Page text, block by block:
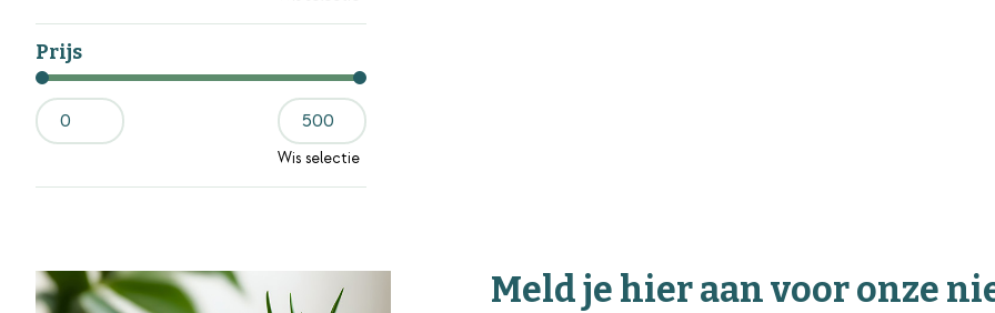
Prijs
Wis selectie
Meld je hier aan voor onze